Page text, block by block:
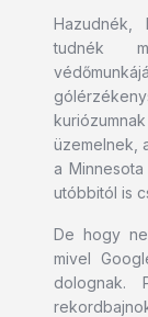
tudnék
üzemelnek,
a
utóbbitól is
De hogy
mivel
dolognak.